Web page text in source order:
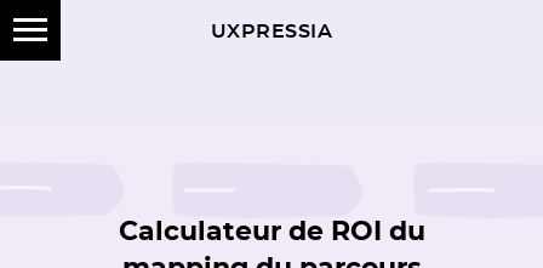
UXPRESSIA
Calculateur de ROI du